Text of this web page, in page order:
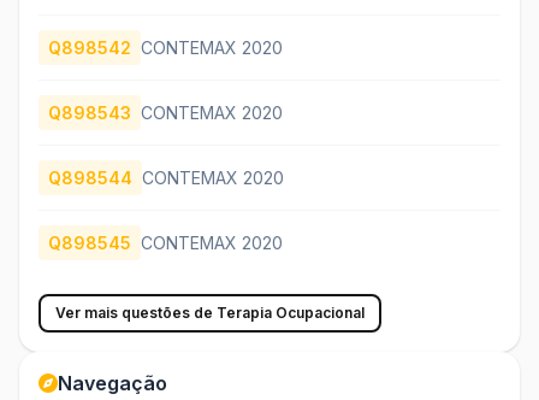
Q898542 CONTEMAX 2020
Q898543 CONTEMAX 2020
Q898544 CONTEMAX 2020
Q898545 CONTEMAX 2020
Ver mais questões de Terapia Ocupacional
Navegação